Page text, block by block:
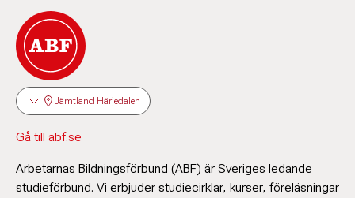
Jämtland Härjedalen
Gå till abf.se
Arbetarnas Bildningsförbund (ABF) är Sveriges ledande
studieförbund. Vi erbjuder studiecirklar, kurser, föreläsningar